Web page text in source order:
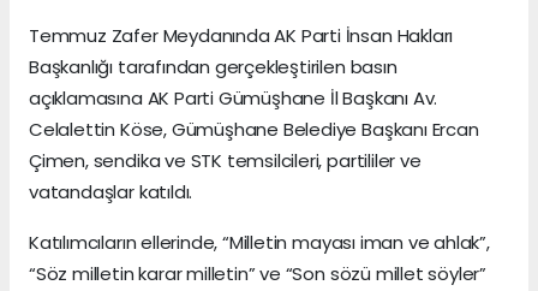
Temmuz Zafer Meydanında AK Parti İnsan Hakları
Başkanlığı tarafından gerçekleştirilen basın
açıklamasına AK Parti Gümüşhane İl Başkanı Av.
Celalettin Köse, Gümüşhane Belediye Başkanı Ercan
Çimen, sendika ve STK temsilcileri, partililer ve
vatandaşlar katıldı.
Katılımcıların ellerinde, “Milletin mayası iman ve ahlak”,
“Söz milletin karar milletin” ve “Son sözü millet söyler”